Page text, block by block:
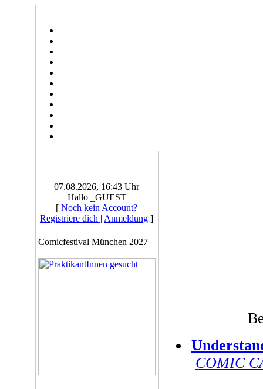
07.08.2026, 16:43 Uhr
Hallo _GUEST
[ Noch kein Account?
Registriere dich | Anmeldung ]
Comicfestival München 2027
COMIC